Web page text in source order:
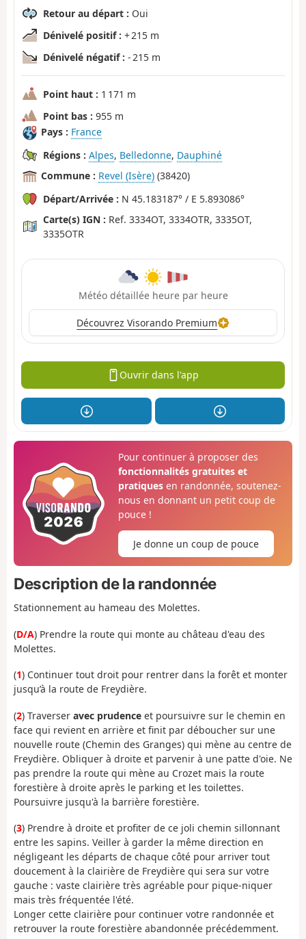
Retour au départ : Oui
Dénivelé positif : + 215 m
Dénivelé négatif : - 215 m
Point haut : 1 171 m
Point bas : 955 m
Pays : France
Régions : Alpes, Belledonne, Dauphiné
Commune : Revel (Isère) (38420)
Départ/Arrivée : N 45.183187° / E 5.893086°
Carte(s) IGN : Ref. 3334OT, 3334OTR, 3335OT,
3335OTR
Météo détaillée heure par heure
Découvrez Visorando Premium
Ouvrir dans l'app
Pour continuer à proposer des
fonctionnalités gratuites et
pratiquesen randonnée, soutenez-
nous en donnant un petit coup de
pouce !
Je donne un coup de pouce
Description de la randonnée
Stationnement au hameau des Molettes.
(D/A) Prendre la route qui monte au château d'eau des
Molettes.
(1) Continuer tout droit pour rentrer dans la forêt et monter
jusqu’à la route de Freydière.
(2) Traverser avec prudence et poursuivre sur le chemin en
face qui revient en arrière et finit par déboucher sur une
nouvelle route (Chemin des Granges) qui mène au centre de
Freydière. Obliquer à droite et parvenir à une patte d'oie. Ne
pas prendre la route qui mène au Crozet mais la route
forestière à droite après le parking et les toilettes.
Poursuivre jusqu'à la barrière forestière.
(3) Prendre à droite et profiter de ce joli chemin sillonnant
entre les sapins. Veiller à garder la même direction en
négligeant les départs de chaque côté pour arriver tout
doucement à la clairière de Freydière qui sera sur votre
gauche : vaste clairière très agréable pour pique-niquer
mais très fréquentée l'été.
Longer cette clairière pour continuer votre randonnée et
retrouver la route forestière abandonnée précédemment.